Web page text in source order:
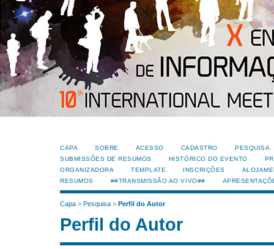
CAPA SOBRE ACESSO CADASTRO
PESQUISA
SUBMISSÕES DE RESUMOS
HISTÓRICO DO EVENTO
ORGANIZADORA
TEMPLATE INSCRIÇÕES
RESUMOS
##TRANSMISSÃO AO VIVO##
Capa > Pesquisa > Perfil do Autor
Perfil do Autor